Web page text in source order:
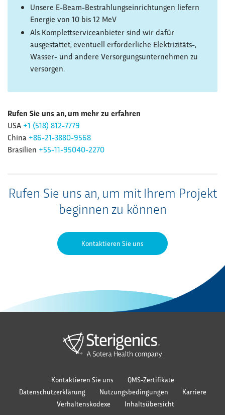
Unsere E-Beam-Bestrahlungseinrichtungen liefern
Energie von 10 bis 12 MeV
Als Komplettserviceanbieter sind wir dafür
ausgestattet, eventuell erforderliche Elektrizitäts-,
Wasser- und andere Versorgungsunternehmen zu
versorgen.
Rufen Sie uns an, um mehr zu erfahren
USA +1 (518) 812-7779
China +86-21-3880-9568
Brasilien +55-11-95040-2270
Rufen Sie uns an, um mit Ihrem Projekt
beginnen zu können
Kontaktieren Sie uns
Kontaktieren Sie uns
QMS-Zertifikate
Datenschutzerklärung
Nutzungsbedingungen
Karriere
Verhaltenskodexe
Inhaltsübersicht